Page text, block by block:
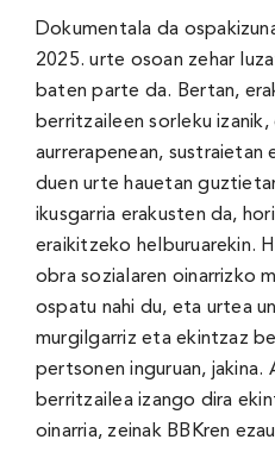
Dokumentala da
2025. urte osoan zehar
baten parte da. Bertan,
berritzaileen sorleku
aurrerapenean,
duen urte hauetan
ikusgarria erakusten da,
eraikitzeko helburuarekin.
obra sozialaren oinarrizko
ospatu nahi du, eta urtea
murgilgarriz eta ekintzaz
pertsonen inguruan,
berritzailea izango dira
oinarria, zeinak BBKren